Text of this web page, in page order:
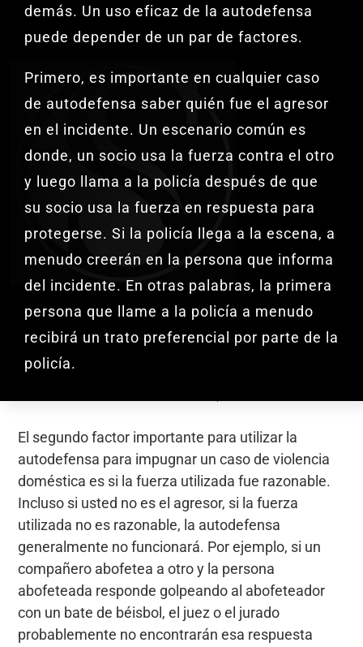
demás. Un uso eficaz de la autodefensa
puede depender de un par de factores.
Primero, es importante en cualquier caso
de autodefensa saber quién fue el agresor
en el incidente. Un escenario común es
donde, un socio usa la fuerza contra el otro
y luego llama a la policía después de que
su socio usa la fuerza en respuesta para
protegerse. Si la policía llega a la escena, a
menudo creerán en la persona que informa
del incidente. En otras palabras, la primera
persona que llame a la policía a menudo
recibirá un trato preferencial por parte de la
policía.
El segundo factor importante para utilizar la
autodefensa para impugnar un caso de violencia
doméstica es si la fuerza utilizada fue razonable.
Incluso si usted no es el agresor, si la fuerza
utilizada no es razonable, la autodefensa
generalmente no funcionará. Por ejemplo, si un
compañero abofetea a otro y la persona
abofeteada responde golpeando al abofeteador
con un bate de béisbol, el juez o el jurado
probablemente no encontrarán esa respuesta